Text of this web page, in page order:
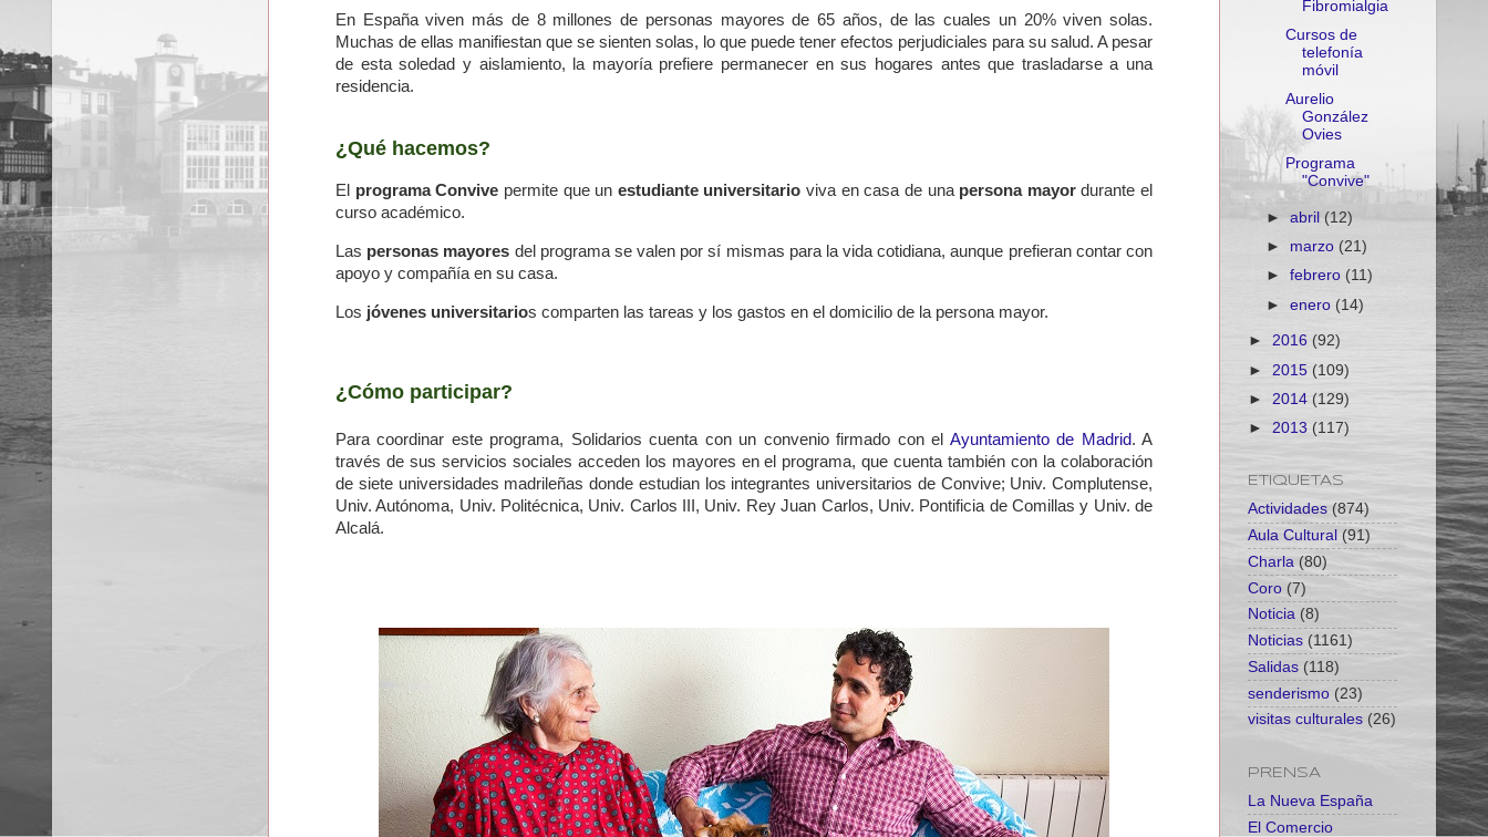
En España viven más de 8 millones de personas mayores de 65 años, de las cuales un 20% viven solas.
Muchas de ellas manifiestan que se sienten solas, lo que puede tener efectos perjudiciales para su salud. A pesar
de esta soledad y aislamiento, la mayoría prefiere permanecer en sus hogares antes que trasladarse a una
residencia.
¿Qué hacemos?
El programa Convive permite que un estudiante universitario viva en casa de una persona mayordurante el
curso académico.
Las personas mayores del programa se valen por sí mismas para la vida cotidiana, aunque prefieran contar con
apoyo y compañía en su casa.
Los jóvenes universitarios comparten las tareas y los gastos en el domicilio de la persona mayor.
¿Cómo participar?
Para coordinar este programa, Solidarios cuenta con un convenio firmado con el Ayuntamiento de Madrid. A
través de sus servicios sociales acceden los mayores en el programa, que cuenta también con la colaboración
de siete universidades madrileñas donde estudian los integrantes universitarios de Convive; Univ. Complutense,
Univ. Autónoma, Univ. Politécnica, Univ. Carlos III, Univ. Rey Juan Carlos, Univ. Pontificia de Comillas y Univ. de
Alcalá.
Fibromialgia
Cursos de
telefonía
móvil
Aurelio
González
Ovies
Programa
"Convive"
►abril (12)
► marzo (21)
►febrero (11)
►enero (14)
► 2016 (92)
► 2015 (109)
► 2014 (129)
► 2013 (117)
ETIQUETAS
Actividades (874)
Aula Cultural (91)
Charla (80)
Coro (7)
Noticia (8)
Noticias (1161)
Salidas (118)
senderismo (23)
visitas culturales (26)
PRENSA
La Nueva España
El Comercio